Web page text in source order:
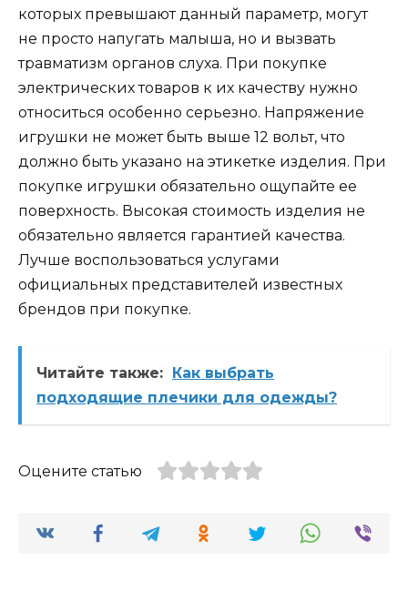
которых превышают данный параметр, могут
не просто напугать малыша, но и вызвать
травматизм органов слуха. При покупке
электрических товаров к их качеству нужно
относиться особенно серьезно. Напряжение
игрушки не может быть выше 12 вольт, что
должно быть указано на этикетке изделия. При
покупке игрушки обязательно ощупайте ее
поверхность. Высокая стоимость изделия не
обязательно является гарантией качества.
Лучше воспользоваться услугами
официальных представителей известных
брендов при покупке.
Читайте также: Как выбрать
подходящие плечики для одежды?
Оцените статью